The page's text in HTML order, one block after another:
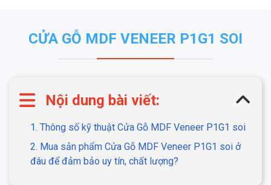
CỬA GỖ MDF VENEER P1G1 SOI
Nội dung bài viết:
1. Thông số kỹ thuật Cửa Gỗ MDF Veneer P1G1 soi
2. Mua sản phẩm Cửa Gỗ MDF Veneer P1G1 soi ở
đâu để đảm bảo uy tín, chất lượng?